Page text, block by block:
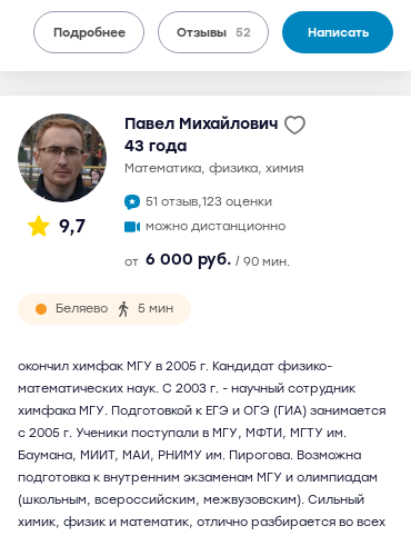
Подробнее Отзывы 52 Написать
9,7
Павел Михайлович
43 года
математика, физика, химия
51 отзыв,123 оценки
можно дистанционно
от 6 000 руб. / 90 мин.
Беляево 5 мин
окончил химфак МГУ в 2005 г. Кандидат физико-
математических наук. С 2003 г. - научный сотрудник
химфака МГУ. Подготовкой к ЕГЭ и ОГЭ (ГИА) занимается
с 2005 г. Ученики поступали в МГУ, МФТИ, МГТУ им.
Баумана, МИИТ, МАИ, РНИМУ им. Пирогова. Возможна
подготовка к внутренним экзаменам МГУ и олимпиадам
(школьным, всероссийским, межвузовским). Сильный
химик, физик и математик, отлично разбирается во всех